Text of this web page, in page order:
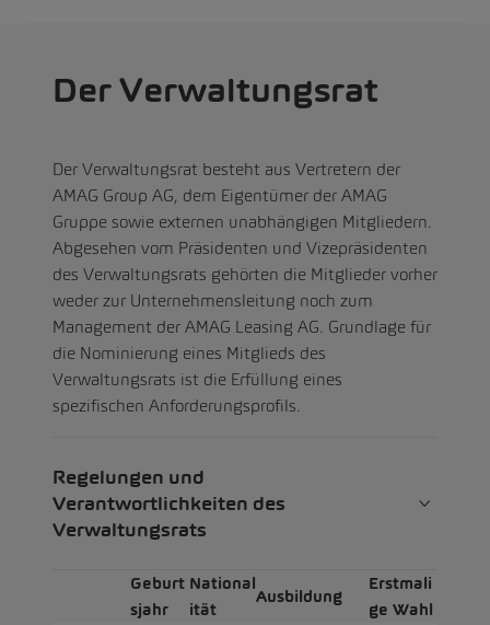
Der Verwaltungsrat
Der Verwaltungsrat besteht aus Vertretern der
AMAG Group AG, dem Eigentümer der AMAG
Gruppe sowie externen unabhängigen Mitgliedern.
Abgesehen vom Präsidenten und Vizepräsidenten
des Verwaltungsrats gehörten die Mitglieder vorher
weder zur Unternehmensleitung noch zum
Management der AMAG Leasing AG. Grundlage für
die Nominierung eines Mitglieds des
Verwaltungsrats ist die Erfüllung eines
spezifischen Anforderungsprofils.​​​​​​
Regelungen und
Verantwortlichkeiten des
Verwaltungsrats
Geburt
sjahr
National
ität
Ausbildung
Erstmali
ge Wahl